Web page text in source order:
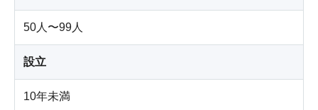
50人〜99人
設立
10年未満